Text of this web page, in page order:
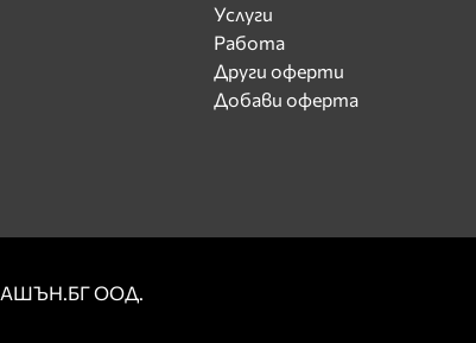
Услуги
Работа
Други оферти
Добави оферта
ФАШЪН.БГ ООД.